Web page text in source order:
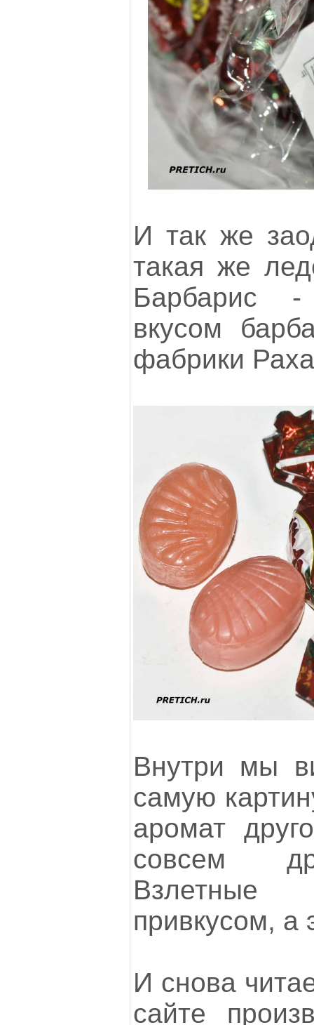
И так же
такая же
Барбарис
вкусом
фабрики
Внутри мы
самую
аромат
совсем
привкусом, а
И снова
сайте